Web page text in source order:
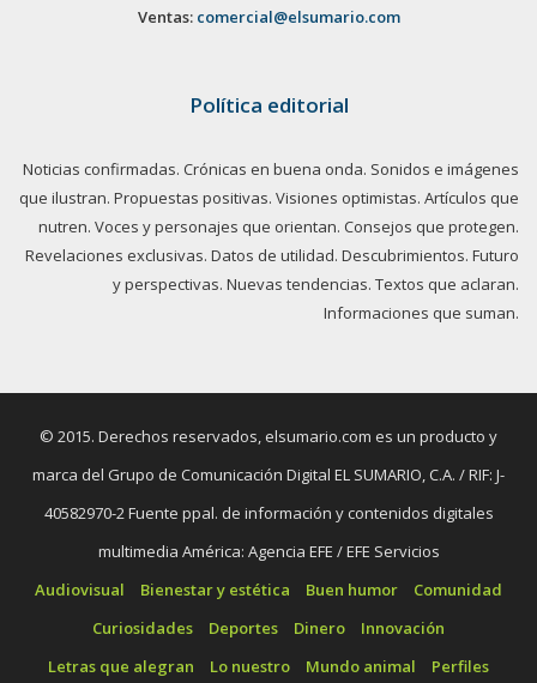
Ventas: comercial@elsumario.com
Política editorial
Noticias confirmadas. Crónicas en buena onda. Sonidos e imágenes
que ilustran. Propuestas positivas. Visiones optimistas. Artículos que
nutren. Voces y personajes que orientan. Consejos que protegen.
Revelaciones exclusivas. Datos de utilidad. Descubrimientos. Futuro
y perspectivas. Nuevas tendencias. Textos que aclaran.
Informaciones que suman.
© 2015. Derechos reservados, elsumario.com es un producto y
marca del Grupo de Comunicación Digital EL SUMARIO, C.A. / RIF: J-
40582970-2 Fuente ppal. de información y contenidos digitales
multimedia América: Agencia EFE / EFE Servicios
Audiovisual
Bienestar y estética Buen humor
Comunidad
Curiosidades
Deportes Dinero
Innovación
Letras que alegran
Lo nuestro Mundo animal Perfiles